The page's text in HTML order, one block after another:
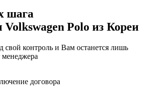
шага
Volkswagen Polo из Кореи
свой контроль и Вам останется лишь
менеджера
договора